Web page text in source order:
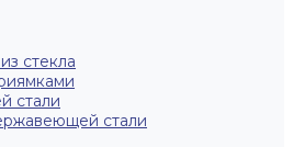
стекла
стали
стали